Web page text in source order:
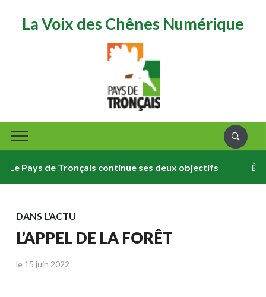
La Voix des Chênes Numérique
Pays de Tronçais continue ses deux objectifs
DANS L'ACTU
L’APPEL DE LA FORÊT
le 15 juin 2022